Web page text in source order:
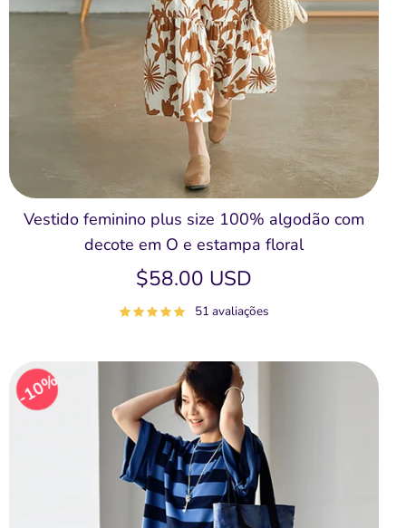
Vestido feminino plus size 100% algodão com
decote em O e estampa floral
$58.00 USD
51 avaliações
10%